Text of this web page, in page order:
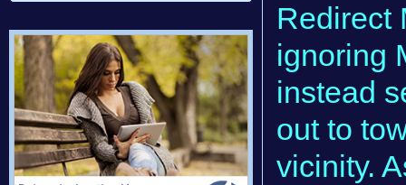
Redirect
ignoring
instead
out to
vicinity.